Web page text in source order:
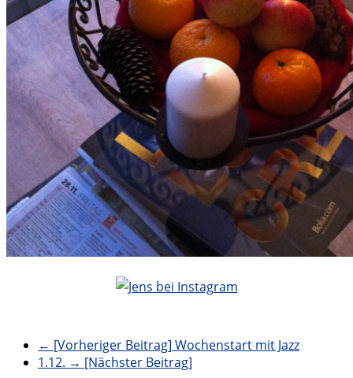
← [Vorheriger Beitrag] Wochenstart mit Jazz
1.12. → [Nächster Beitrag]